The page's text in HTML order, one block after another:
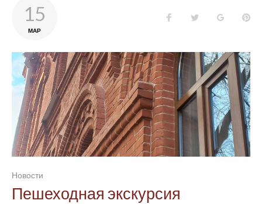
15
МАР
FacebookTwitter Google+
Новости
Пешеходная экскурсия